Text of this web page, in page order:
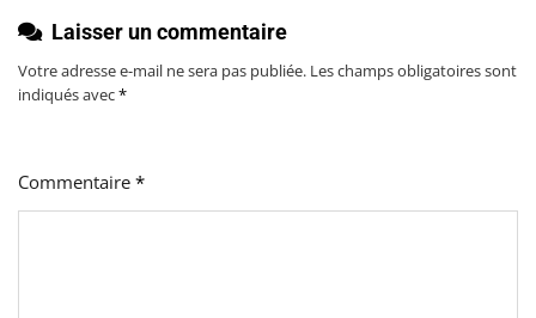
Laisser un commentaire
Votre adresse e-mail ne sera pas publiée. Les champs obligatoires sont
indiqués avec*
Commentaire *